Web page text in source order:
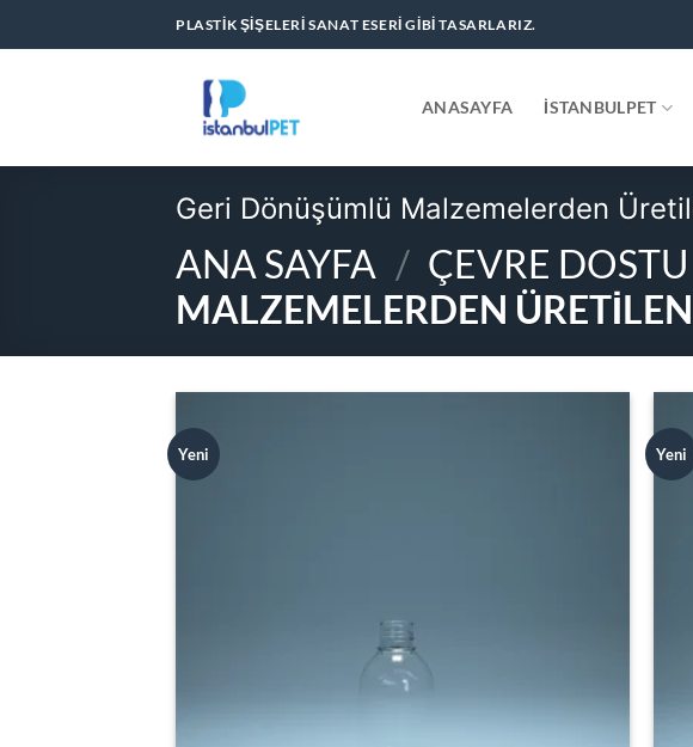
atla
PLASTIK ŞIŞELERI SANAT ESERI GIBI TASARLARIZ.
ANASAYFA İSTANBULPET
Geri Dönüşümlü Malzemelerden
ANA SAYFA / ÇEVRE DOSTU
MALZEMELERDEN
Yeni Yeni